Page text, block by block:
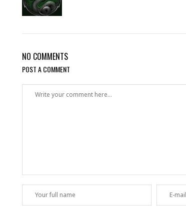
NO COMMENTS
POST A COMMENT